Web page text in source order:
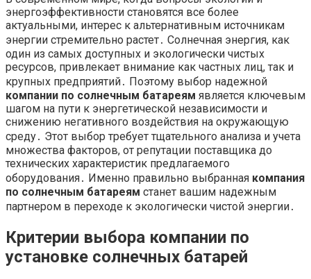
энергоэффективности становятся все более
актуальными, интерес к альтернативным источникам
энергии стремительно растет․ Солнечная энергия, как
один из самых доступных и экологически чистых
ресурсов, привлекает внимание как частных лиц, так и
крупных предприятий․ Поэтому выбор надежной
компании по солнечным батареям является ключевым
шагом на пути к энергетической независимости и
снижению негативного воздействия на окружающую
среду․ Этот выбор требует тщательного анализа и учета
множества факторов, от репутации поставщика до
технических характеристик предлагаемого
оборудования․ Именно правильно выбранная компания
по солнечным батареям станет вашим надежным
партнером в переходе к экологически чистой энергии․
Критерии выбора компании по
установке солнечных батарей